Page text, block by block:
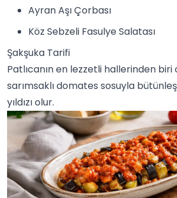
Ayran Aşı Çorbası
Köz Sebzeli Fasulye Salatası
Şakşuka Tarifi
Patlıcanın en lezzetli hallerinden biri
sarımsaklı domates sosuyla
yıldızı olur.